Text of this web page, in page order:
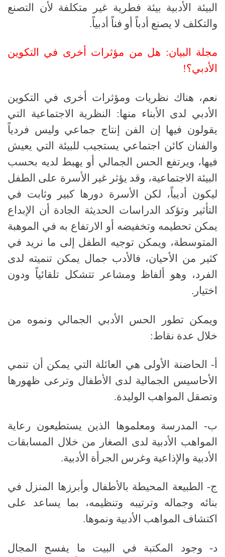
البيئة الأدبية بيئة فطرية غير متكلفة لأن التصنع
والتكلف لا يصنع أدباً أو فناً أدبياً.
مجلة البيان: هل من مؤثرات أخرى في التكوين
الأدبي؟!
نعم، هناك نظريات ومؤثرات أخرى في التكوين
الأدبي لدى الأبناء منها: النظرية الاجتماعية التي
يقولون فيها إن الفن إنتاج جماعي وليس فردياً
والفنان كائن اجتماعي يستجيب للبيئة التي يعيش
فيها، ويرتفع الحس الجمالي أو يهبط لديه بحسب
البيئة الاجتماعية، وقد يؤثر غير الأسرة على الطفل
ليكون أديباً، لكن الأسرة دورها كبير وثابت في
التأثير وتؤكد الدراسات الحديثة الجادة أن الإبداع
يمكن تحطيمه وتخفيضه أو الارتفاع به في الموهبة
المتوسطة، ويمكن توجيه الطفل إلى ما نريد في
كثير من الأحيان، فالأدب جمال يمكن تنميته لدى
الفرد، وهو ألفاظ ومشاعر تتشكل تلقائياً ودون
اختيار.
ويمكن تطور الحس الأدبي الجمالي ونموه من
خلال عدة نقاط:
أ- الحاضنة الأولى هي العائلة التي يمكن أن تنمي
الأحاسيس الجمالية لدى الأطفال وترعى ظهورها
وتصقل المواهب الوليدة.
ب- المدرسة ومعلموها الذين يستطيعون رعاية
المواهب الأدبية لدى الصغار من خلال المسابقات
الأدبية والإذاعية وغرس الجرأة الأدبية.
ج- الطبيعة المحيطة بالأطفال وأبرزها المنزل في
بنائه وجماله وترتيبه وتنظيمه، بما يساعد على
اكتشاف المواهب الأدبية ونموها.
د- وجود المكتبة في البيت ما يفسح المجال